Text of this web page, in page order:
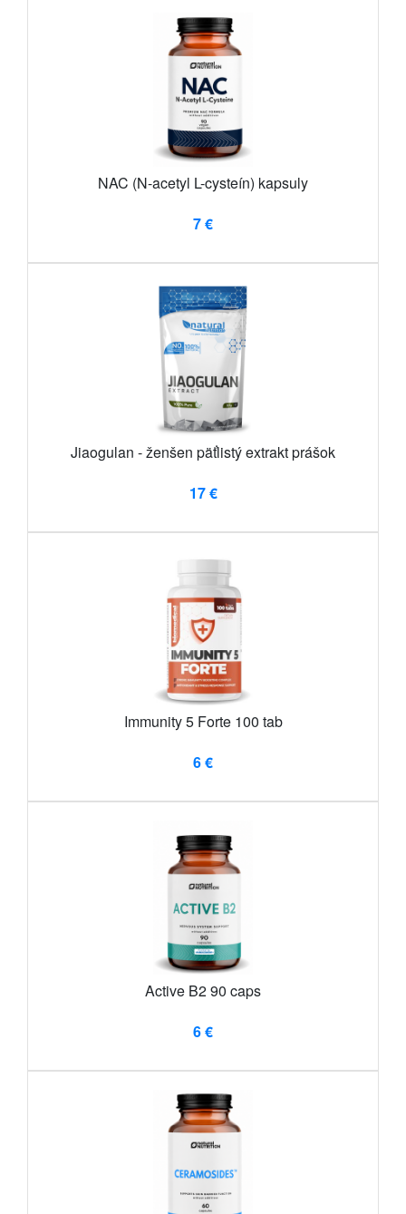
NAC (N-acetyl L-cysteín) kapsuly
7 €
Jiaogulan - ženšen päťlistý extrakt prášok
17 €
Immunity 5 Forte 100 tab
6 €
Active B2 90 caps
6 €